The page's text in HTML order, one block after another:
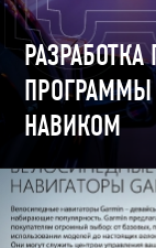
ПРОГРАММЫ
НАВИКОМ